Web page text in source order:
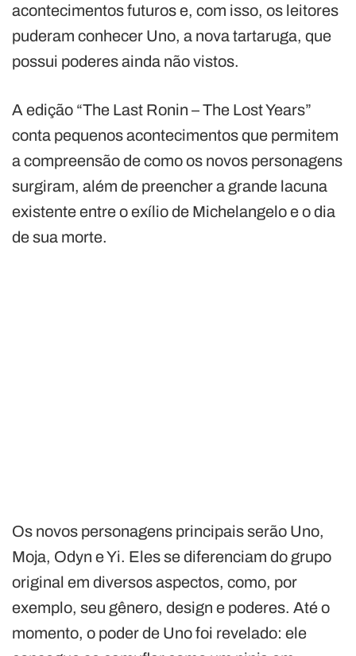
acontecimentos futuros e, com isso, os leitores
puderam conhecer Uno, a nova tartaruga, que
possui poderes ainda não vistos.
A edição “The Last Ronin – The Lost Years”
conta pequenos acontecimentos que permitem
a compreensão de como os novos personagens
surgiram, além de preencher a grande lacuna
existente entre o exílio de Michelangelo e o dia
de sua morte.
Os novos personagens principais serão Uno,
Moja, Odyn e Yi. Eles se diferenciam do grupo
original em diversos aspectos, como, por
exemplo, seu gênero, design e poderes. Até o
momento, o poder de Uno foi revelado: ele